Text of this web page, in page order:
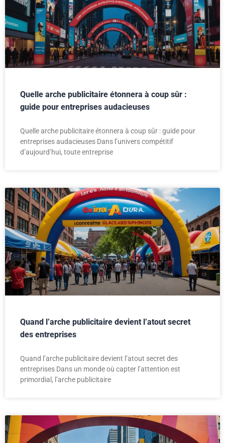
Quelle arche publicitaire étonnera à coup sûr :
guide pour entreprises audacieuses
Quelle arche publicitaire étonnera à coup sûr : guide pour
entreprises audacieuses Dans l’univers compétitif
d’aujourd’hui, toute entreprise
Quand l’arche publicitaire devient l’atout secret
des entreprises
Quand l’arche publicitaire devient l’atout secret des
entreprises Dans un monde où capter l’attention est
primordial, l’arche publicitaire